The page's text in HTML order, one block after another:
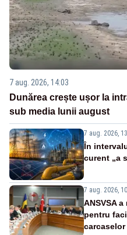
7 aug. 2026, 14:03
Dunărea crește ușor la
sub media lunii august
7 aug. 2026,
În
curent „a
7 aug. 2026,
ANSVSA
pentru